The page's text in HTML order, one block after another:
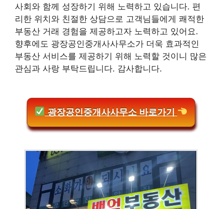
사회와 함께 성장하기 위해 노력하고 있습니다. 편
리한 위치와 친절한 상담으로 고객님들에게 쾌적한
부동산 거래 경험을 제공하고자 노력하고 있어요.
향후에도 광장공인중개사사무소가 더욱 효과적인
부동산 서비스를 제공하기 위해 노력할 것이니 많은
관심과 사랑 부탁드립니다. 감사합니다.
광장공인중개사사무소 바로가기